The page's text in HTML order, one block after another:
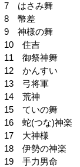
7 はさみ舞
8 幣差
9 神様の舞
10 住吉
11 御祭神舞
12 かんすい
13 弓将軍
14 荒神
15 ていの舞
16 蛇(つな)神楽
17 大神様
18 伊勢の神楽
19 手力男命